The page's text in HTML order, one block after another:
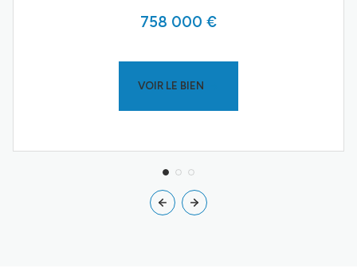
758 000 €
VOIR LE BIEN